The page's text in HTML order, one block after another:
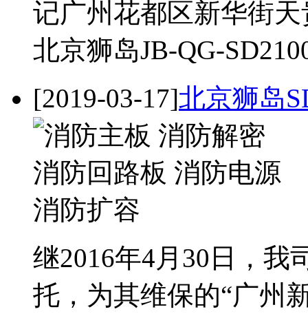
记广州花都区新华街
北京狮岛JB-QG-
[2019-03-17]北京狮岛
继2016年4月30日，我
托，为其维保的“广州